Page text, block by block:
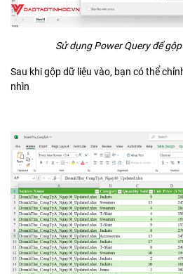
Sử dụng Power Query để
Sau khi gộp dữ liệu vào, bạn có thể
nhìn